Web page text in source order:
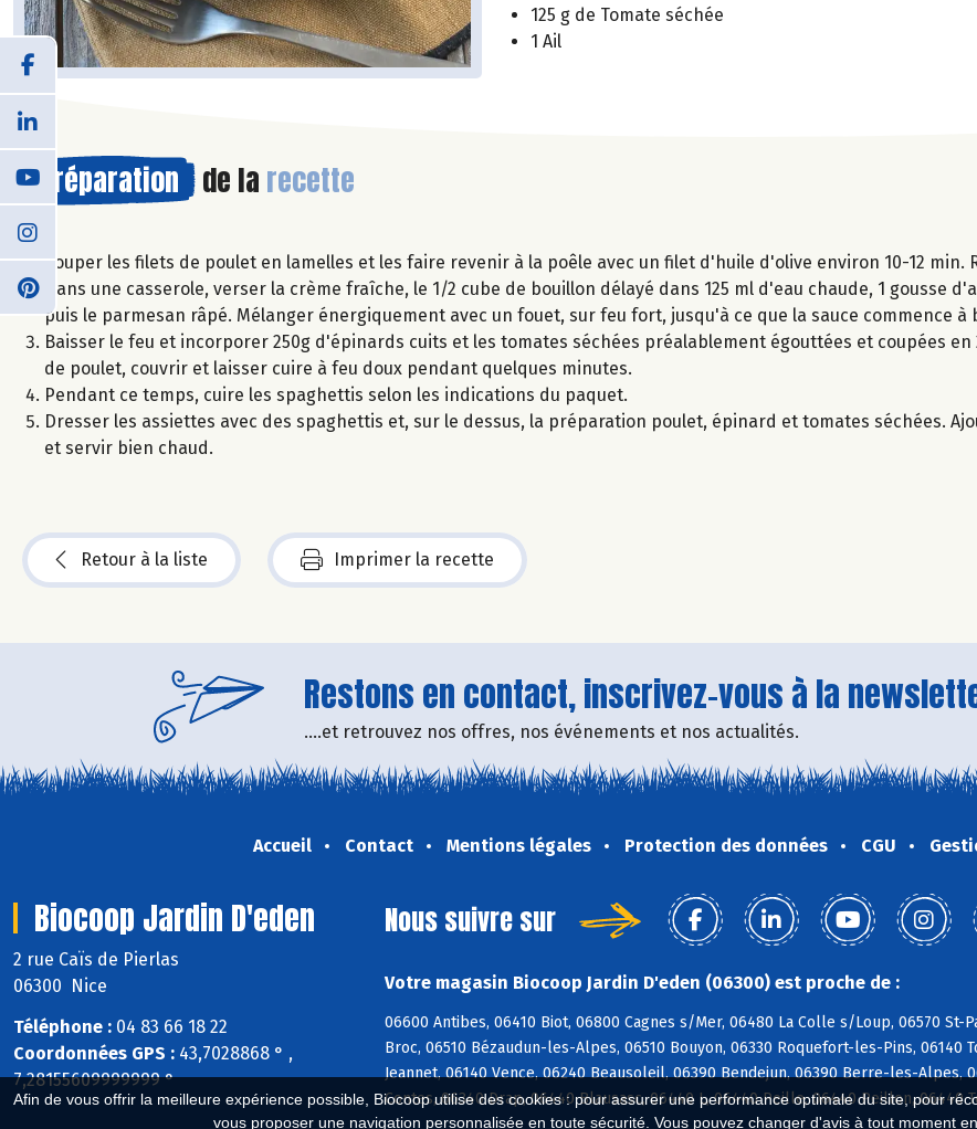
Afin de vous offrir la meilleure expérience possible, Biocoop utilise des cookies : pour assurer une performance optimale du site, pour
vous proposer une navigation personnalisée en toute sécurité. Vous pouvez changer d'avis à tout moment
125 g de Tomate séchée
1 Ail
Préparation de la recette
Couper les filets de poulet en lamelles et les faire revenir à la poêle avec un filet d'huile d'olive environ 10-12 min.
Dans une casserole, verser la crème fraîche, le 1/2 cube de bouillon délayé dans 125 ml d'eau chaude, 1 gousse
puis le parmesan râpé. Mélanger énergiquement avec un fouet, sur feu fort, jusqu'à ce que la sauce commence à
Baisser le feu et incorporer 250g d'épinards cuits et les tomates séchées préalablement égouttées et coupées en
de poulet, couvrir et laisser cuire à feu doux pendant quelques minutes.
Pendant ce temps, cuire les spaghettis selon les indications du paquet.
Dresser les assiettes avec des spaghettis et, sur le dessus, la préparation poulet, épinard et tomates séchées.
et servir bien chaud.
Retour à la liste Imprimer la recette
Restons en contact, inscrivez-vous à la
....et retrouvez nos offres, nos événements et nos actualités.
Accueil Contact Mentions légales Protection des données CGU
Biocoop Jardin D'eden
2 rue Caïs de Pierlas
06300 Nice
Téléphone : 04 83 66 18 22
Coordonnées GPS : 43,7028868 ° ,
7,28155609999999 °
Nous suivre sur
Votre magasin Biocoop Jardin D'eden (06300) est proche de :
06600 Antibes, 06410 Biot, 06800 Cagnes s/Mer, 06480 La Colle s/Loup, 06570 St-
Broc, 06510 Bézaudun-les-Alpes, 06510 Bouyon, 06330 Roquefort-les-Pins, 06140
Jeannet, 06140 Vence, 06240 Beausoleil, 06390 Bendejun, 06390 Berre-les-Alpes,
Contes, 06340 Drap, 06440 Blausasc, 06440 L, 06440 Peille, 06440 Peillon, 06440